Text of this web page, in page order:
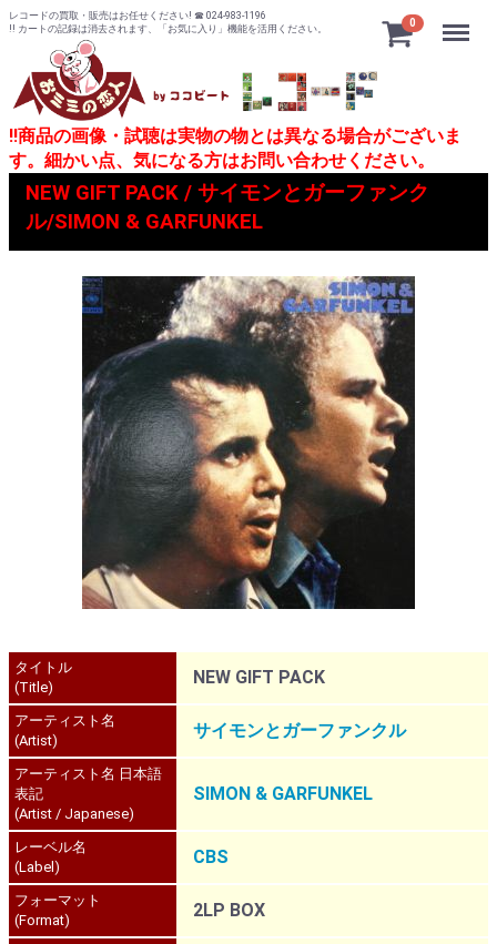
レコードの買取・販売はお任せください! ☎ 024-983-1196
!! カートの記録は消去されます、「お気に入り」機能を活用ください。
0 Menu
!!商品の画像・試聴は実物の物とは異なる場合がございま
す。細かい点、気になる方はお問い合わせください。
NEW GIFT PACK / サイモンとガーファンク
ル/SIMON & GARFUNKEL
タイトル
(Title)
NEW GIFT PACK
アーティスト名
(Artist)
サイモンとガーファンクル
アーティスト名 日本語
表記
(Artist / Japanese)
SIMON & GARFUNKEL
レーベル名
(Label)
CBS
フォーマット
(Format)
2LP BOX